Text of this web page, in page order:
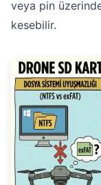
veya pin
kesebilir.